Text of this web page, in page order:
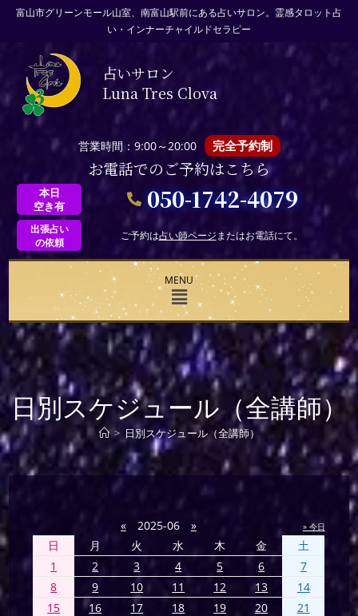
富山市グリーンモール山室、南富山駅前にある占いサロン。霊感タロット占
い・インナーチャイルドセラピー
占いサロン
Luna Tres Clova
営業時間：9:00～20:00 完全予約制
お電話でのご予約はこちら
本日
空き有
050-1742-4079
出張占い
の依頼
ご予約は占い師ページまたはお電話にて。
MENU
日別スケジュール（全講師）
> 日別スケジュール（全講師）
« 2025-06 » » 今日
日 月 火 水 木 金
土
1
2 3 4 5 6
7
8
9 10 11 12 13
14
15
16 17 18 19 20
21